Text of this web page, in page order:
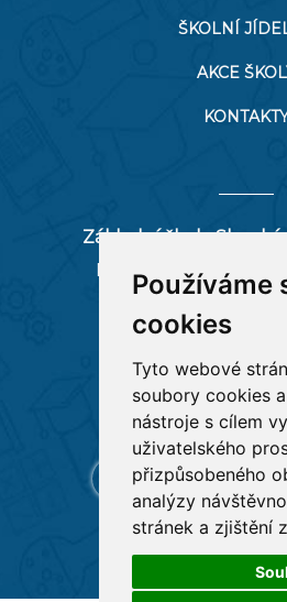
Používáme
cookies
Tyto webové
soubory cookies
nástroje s cílem
uživatelského
přizpůsobeného
analýzy
stránek a zjištění
ŠKOLNÍ
AKCE
Základní škola Slezská
Pěší 66/1, 712 00
tel:596 244
RYCHLÉ